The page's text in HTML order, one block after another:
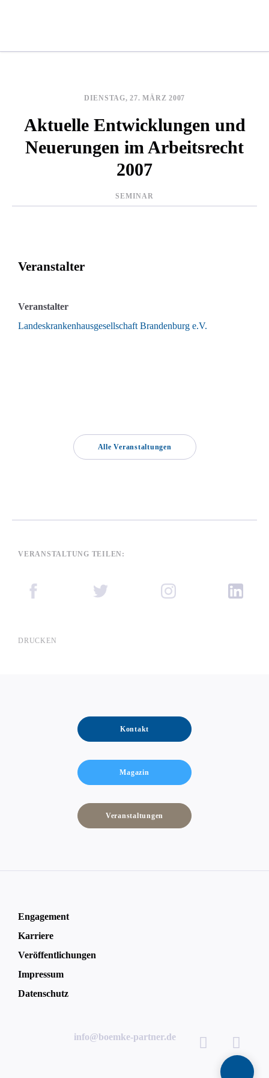
DIENSTAG, 27. MÄRZ 2007
Aktuelle Entwicklungen und
Neuerungen im Arbeitsrecht
2007
SEMINAR
Veranstalter
Veranstalter
Landeskrankenhausgesellschaft Brandenburg e.V.
Alle Veranstaltungen
VERANSTALTUNG TEILEN:
DRUCKEN
Kontakt
Magazin
Veranstaltungen
Engagement
Karriere
Veröffentlichungen
Impressum
Datenschutz
info@boemke-partner.de